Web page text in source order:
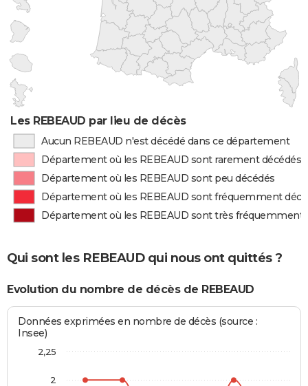
Les REBEAUD par lieu de décès
Aucun REBEAUD n'est décédé dans ce département
Département où les REBEAUD sont rarement décédés
Département où les REBEAUD sont peu décédés
Département où les REBEAUD sont fréquemment
Département où les REBEAUD sont très fréquemment
Qui sont les REBEAUD qui nous ont quittés ?
Evolution du nombre de décès de REBEAUD
Données exprimées en nombre de décès (source :
Insee)
2
2,25